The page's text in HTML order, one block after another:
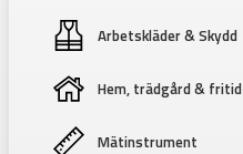
Arbetskläder & Skydd
Hem, trädgård & fritid
Mätinstrument